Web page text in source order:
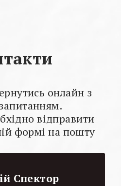
онлайн з
відправити
формі на пошту
Спектор